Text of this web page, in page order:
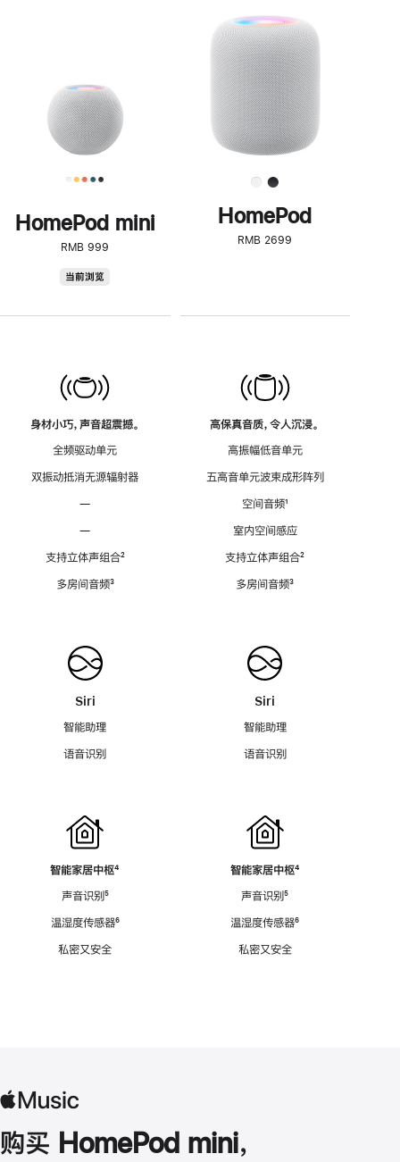
HomePod mini
RMB 999
当前浏览
身材小巧，声音超震撼。
全频驱动单元
双振动抵消无源辐射器
—
—
支持立体声组合脚
²
多房间音频脚
³
Siri
智能助理
语音识别
智能家居中枢脚
⁴
声音识别脚
⁵
温湿度传感器脚
⁶
私密又安全
步
了
解
HomePod<
HomePod
RMB 2699
高保真音质，令人沉浸。
高振幅低音单元
五高音单元波束成形阵列
空间音频脚
¹
室内空间感应
支持立体声组合脚
²
多房间音频脚
³
Siri
智能助理
语音识别
智能家居中枢脚
⁴
声音识别脚
⁵
温湿度传感器脚
⁶
私密又安全
购买 HomePod mini，